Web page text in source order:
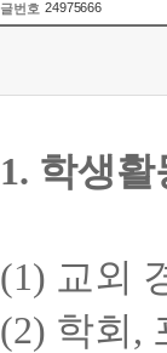
글번호 24975666
1. 학생활
(1) 교외
(2) 학회 ,